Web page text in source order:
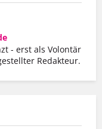
- erst als Volontär
Redakteur.